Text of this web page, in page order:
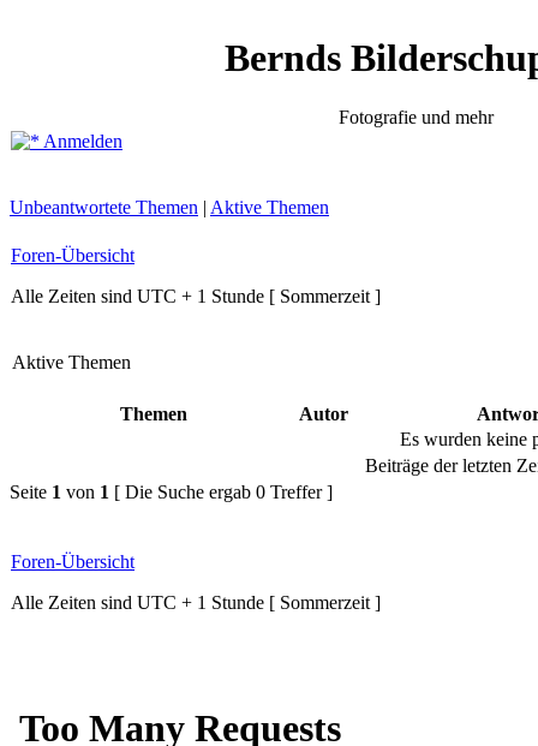
Bernds
Fotografie und mehr
Anmelden
Unbeantwortete Themen | Aktive Themen
Foren-Übersicht
Alle Zeiten sind UTC + 1 Stunde [ Sommerzeit ]
Aktive Themen
Themen Autor
Es wurden keine
Beiträge der letzten
Seite 1 von 1 [ Die Suche ergab 0 Treffer ]
Foren-Übersicht
Alle Zeiten sind UTC + 1 Stunde [ Sommerzeit ]